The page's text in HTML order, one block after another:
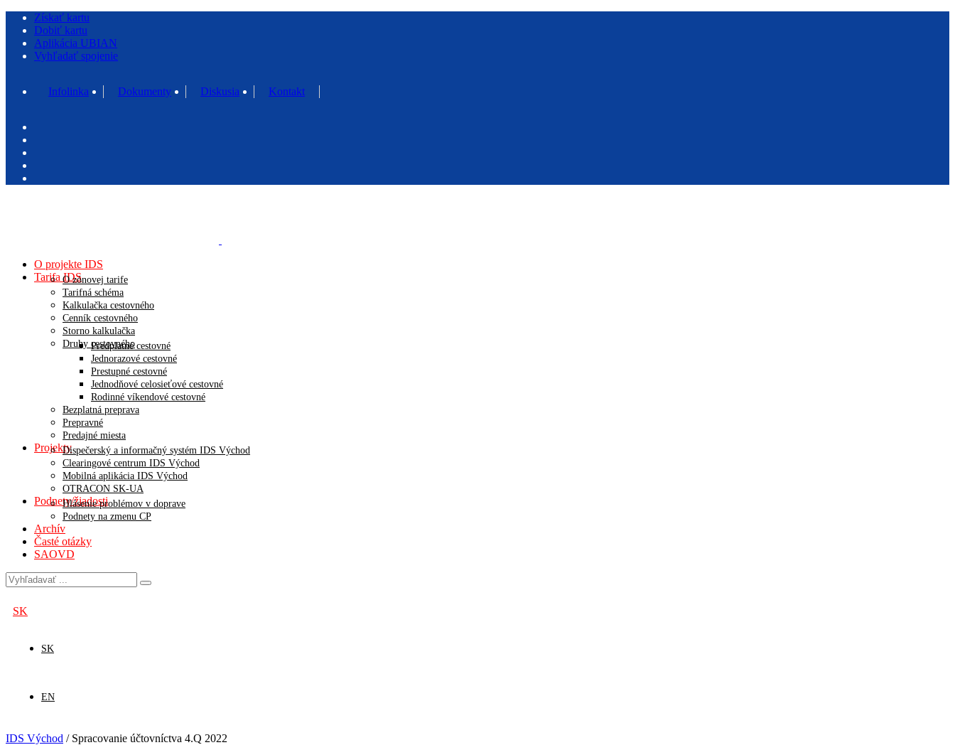
Získať kartu
Dobiť kartu
Aplikácia UBIAN
Vyhľadať spojenie
Infolinka Dokumenty Diskusia Kontakt
O projekte IDS
Tarifa IDSO zónovej tarife
Tarifná schéma
Kalkulačka cestovného
Cenník cestovného
Storno kalkulačka
Druhy cestovného
Predplatné cestovné
Jednorazové cestovné
Prestupné cestovné
Jednodňové celosieťové cestovné
Rodinné víkendové cestovné
Bezplatná preprava
Prepravné
Predajné miesta
ProjektyDispečerský a informačný systém IDS Východ
Clearingové centrum IDS Východ
Mobilná aplikácia IDS Východ
OTRACON SK-UA
Podnety/žiadosti
Hlásenie problémov v doprave
Podnety na zmenu CP
Archív
Časté otázky
SAOVD
SK
SK
EN
IDS Východ / Spracovanie účtovníctva 4.Q 2022